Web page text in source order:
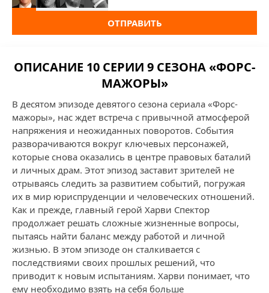
ОТПРАВИТЬ
ОПИСАНИЕ 10 СЕРИИ 9 СЕЗОНА «ФОРС-
МАЖОРЫ»
В десятом эпизоде девятого сезона сериала «Форс-
мажоры», нас ждет встреча с привычной атмосферой
напряжения и неожиданных поворотов. События
разворачиваются вокруг ключевых персонажей,
которые снова оказались в центре правовых баталий
и личных драм. Этот эпизод заставит зрителей не
отрываясь следить за развитием событий, погружая
их в мир юриспруденции и человеческих отношений.
Как и прежде, главный герой Харви Спектор
продолжает решать сложные жизненные вопросы,
пытаясь найти баланс между работой и личной
жизнью. В этом эпизоде он сталкивается с
последствиями своих прошлых решений, что
приводит к новым испытаниям. Харви понимает, что
ему необходимо взять на себя больше